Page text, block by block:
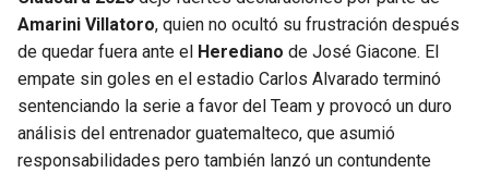
VIKINGS
FALCONS
PANTHERS
THUNDER
TRAIL BLAZERS
JAZZ
Amarini Villatoro, quien no ocultó su frustración después
de quedar fuera ante el Herediano de José Giacone. El
empate sin goles en el estadio Carlos Alvarado terminó
sentenciando la serie a favor del Team y provocó un duro
análisis del entrenador guatemalteco, que asumió
responsabilidades pero también lanzó un contundente